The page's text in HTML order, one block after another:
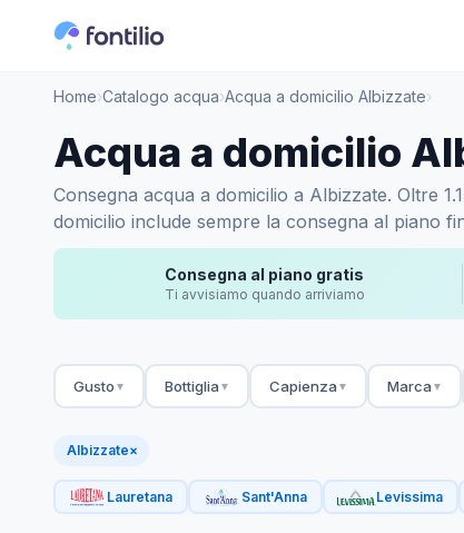
Home›Catalogo acqua›Acqua a domicilio Albizzate›
Acqua a domicilio
Consegna acqua a domicilio a Albizzate. Oltre
domicilio include sempre la consegna al piano
Consegna al piano gratis
Ti avvisiamo quando arriviamo
Gusto ▼ Bottiglia ▼ Capienza ▼ Marca ▼
Albizzate×
Lauretana Sant'Anna Levissima